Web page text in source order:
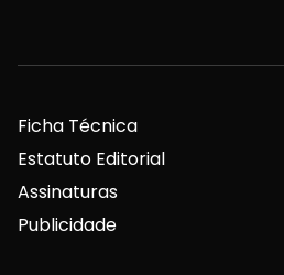
Ficha Técnica
Estatuto Editorial
Assinaturas
Publicidade